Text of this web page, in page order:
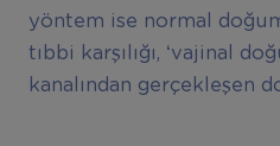
yöntem ise normal
tıbbi karşılığı, ‘vajinal
kanalından gerçekleşen